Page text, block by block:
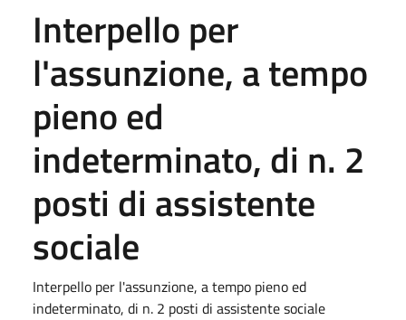
Interpello per
l'assunzione, a tempo
pieno ed
indeterminato, di n. 2
posti di assistente
sociale
Interpello per l'assunzione, a tempo pieno ed
indeterminato, di n. 2 posti di assistente sociale